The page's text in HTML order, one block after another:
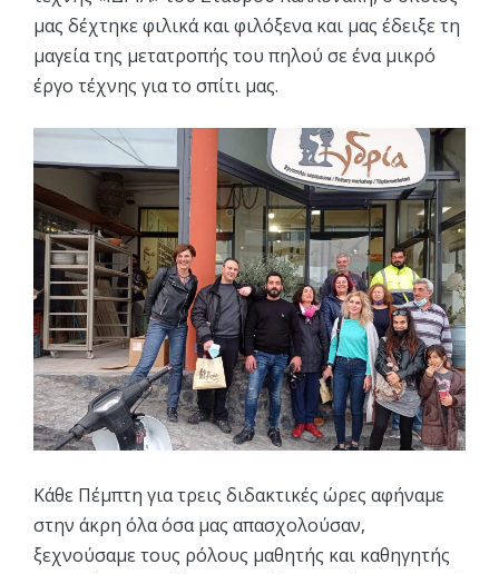
μας δέχτηκε φιλικά και φιλόξενα και μας έδειξε τη
μαγεία της μετατροπής του πηλού σε ένα μικρό
έργο τέχνης για το σπίτι μας.
Κάθε Πέμπτη για τρεις διδακτικές ώρες αφήναμε
στην άκρη όλα όσα μας απασχολούσαν,
ξεχνούσαμε τους ρόλους μαθητής και καθηγητής